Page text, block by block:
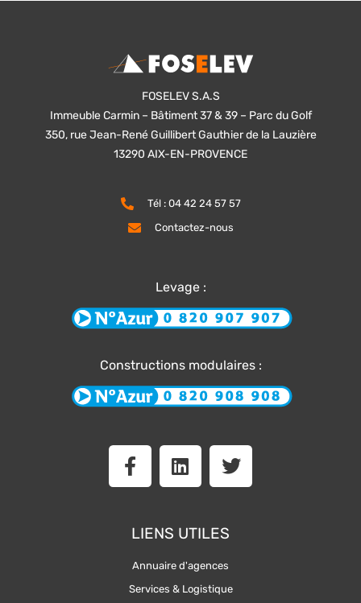
FOSELEV S.A.S
Immeuble Carmin – Bâtiment 37 & 39 – Parc du Golf
350, rue Jean-René Guillibert Gauthier de la Lauzière
13290 AIX-EN-PROVENCE
Tél : 04 42 24 57 57
Contactez-nous
Levage :
Constructions modulaires :
F
a
c
b
o
o
k
L
i
n
e
d
i
n
T
w
i
LIENS UTILES
Annuaire d'agences
Services & Logistique